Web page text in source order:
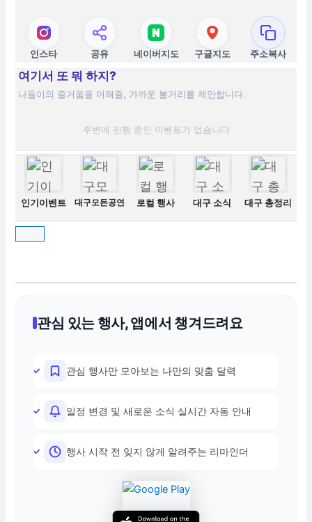
인스타 공유 네이버지도 구글지도 주소복사
여기서 또 뭐 하지?
나들이의 즐거움을 더해줄, 가까운 볼거리를 제안합니다.
주변에 진행 중인 이벤트가 없습니다
인기이벤트 대구모든공연 로컬 행사 대구 소식 대구 총정리
관심 있는 행사, 앱에서 챙겨드려요
관심 행사만 모아보는 나만의 맞춤 달력
일정 변경 및 새로운 소식 실시간 자동 안내
행사 시작 전 잊지 않게 알려주는 리마인더